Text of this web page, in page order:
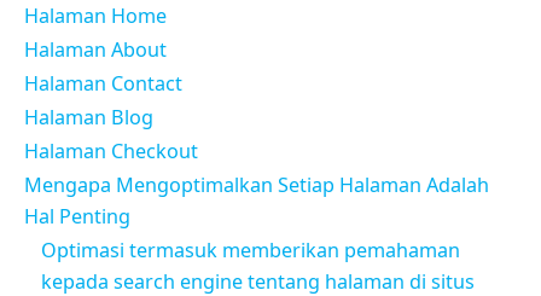
Halaman Home
Halaman About
Halaman Contact
Halaman Blog
Halaman Checkout
Mengapa Mengoptimalkan Setiap Halaman Adalah
Hal Penting
Optimasi termasuk memberikan pemahaman
kepada search engine tentang halaman di situs